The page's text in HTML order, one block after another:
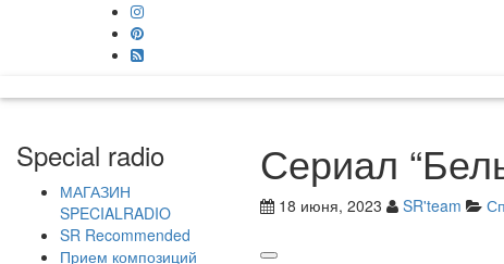
Special radio
МАГАЗИН
SPECIALRADIO
SR Recommended
Прием композиций
Сериал
18 июня, 2023 SR'team